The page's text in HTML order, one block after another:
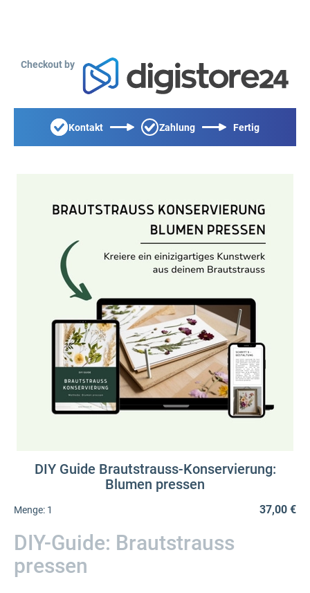
Checkout by
Kontakt Zahlung Fertig
DIY Guide Brautstrauss-Konservierung:
Blumen pressen
Menge: 1 37,00 €
DIY-Guide: Brautstrauss
pressen